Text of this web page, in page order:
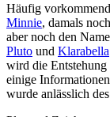
Häufig
Minnie, damals
aber noch den
Pluto und Klarabella
wird die
einige
wurde anlässlich